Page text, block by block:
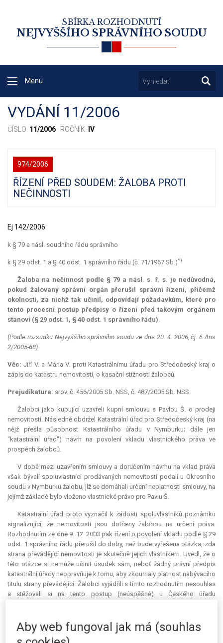
SBÍRKA ROZHODNUTÍ
NEJVYŠŠÍHO SPRÁVNÍHO SOUDU
Menu
VYDÁNÍ 11/2006
ČÍSLO: 11/2006 · ROČNÍK: IV
974/2006
ŘÍZENÍ PŘED SOUDEM: ŽALOBA PROTI
NEČINNOSTI
Ej 142/2006
k § 79 a násl. soudního řádu správního
k § 29 odst. 1 a § 40 odst. 1 správního řádu (č. 71/1967 Sb.)*)
Žaloba na nečinnost podle § 79 a násl. s. ř. s. je nedůvodná,
pokud žalovaný správní orgán přerušil správní řízení, přičemž
okolnosti, za nichž tak učinil, odpovídají požadavkům, které pro
tento procesní postup předpisy o řízení před takovým orgánem
stanoví (§ 29 odst. 1, § 40 odst. 1 správního řádu).
(Podle rozsudku Nejvyššího správního soudu ze dne 20. 4. 2006, čj. 6 Ans
2/2005-68)
Věc:Jiří V. a Mária V. proti Katastrálnímu úřadu pro Středočeský kraj o
zápis do katastru nemovitostí, o kasační stížnosti žalobců.
Prejudikatura: srov. č. 456/2005 Sb. NSS, č. 487/2005 Sb. NSS.
Žalobci jako kupující uzavřeli kupní smlouvu s Pavlou Š. o prodeji
nemovitostí. Následně obdržel Katastrální úřad pro Středočeský kraj (na
nějž přešla působnost Katastrálního úřadu v Nymburku; dále jen
"katastrální úřad") návrh na povolení vkladu vlastnického práva ve
prospěch žalobců.
V době mezi uzavřením smlouvy a doručením návrhu na vklad práva
však bývalí spoluvlastníci prodávaných nemovitostí podali u Okresního
soudu v Nymburku žalobu, jíž se domáhali určení neplatnosti smlouvy, na
jejímž základě bylo vloženo vlastnické právo pro Pavlu Š.
Katastrální úřad proto vyznačil k žádosti spoluvlastníků poznámku
signalizující, že nemovitosti jsou dotčeny žalobou na určení práva.
Rozhodnutím ze dne 9. 12. 2003 pak řízení o povolení vkladu podle § 29
odst. 1 správního řádu přerušil do doby, než bude vyřešena otázka, zda
strana převádějící nemovitosti je skutečně jejich vlastníkem. Uvedl, že o
této otázce si nemůže učinit úsudek sám, neboť žádný právní předpis
katastrální úřady neopravňuje k tomu, aby zkoumaly platnost nabývacího
titulu strany převádějící. Žalobci vyjádřili s tímto rozhodnutím nesouhlas
a stěžovali si na tento postup (neúspěšně) u Českého úřadu
Žalobci podali u Krajského soudu v Praze žalobu proti nečinnosti
katastrálního úřadu. V žalobě namítli, že správní orgán nepokračoval v
řízení o povolení vkladu práva do katastru nemovitostí, ač o to žalobci
Aby web fungoval jak má (souhlas